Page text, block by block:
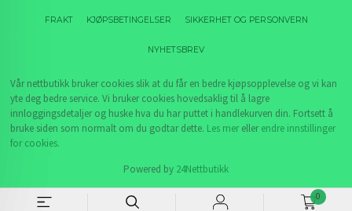
0
FRAKT KJØPSBETINGELSER SIKKERHET OG PERSONVERN
NYHETSBREV
Vår nettbutikk bruker cookies slik at du får en bedre kjøpsopplevelse og vi kan
yte deg bedre service. Vi bruker cookies hovedsaklig til å lagre
innloggingsdetaljer og huske hva du har puttet i handlekurven din. Fortsett å
bruke siden som normalt om du godtar dette. Les merellerendre innstillinger
for cookies.
Powered by 24Nettbutikk